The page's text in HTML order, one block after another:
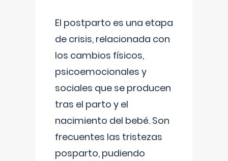
El postparto es una etapa
de crisis, relacionada con
los cambios físicos,
psicoemocionales y
sociales que se producen
tras el parto y el
nacimiento del bebé. Son
frecuentes las tristezas
posparto, pudiendo